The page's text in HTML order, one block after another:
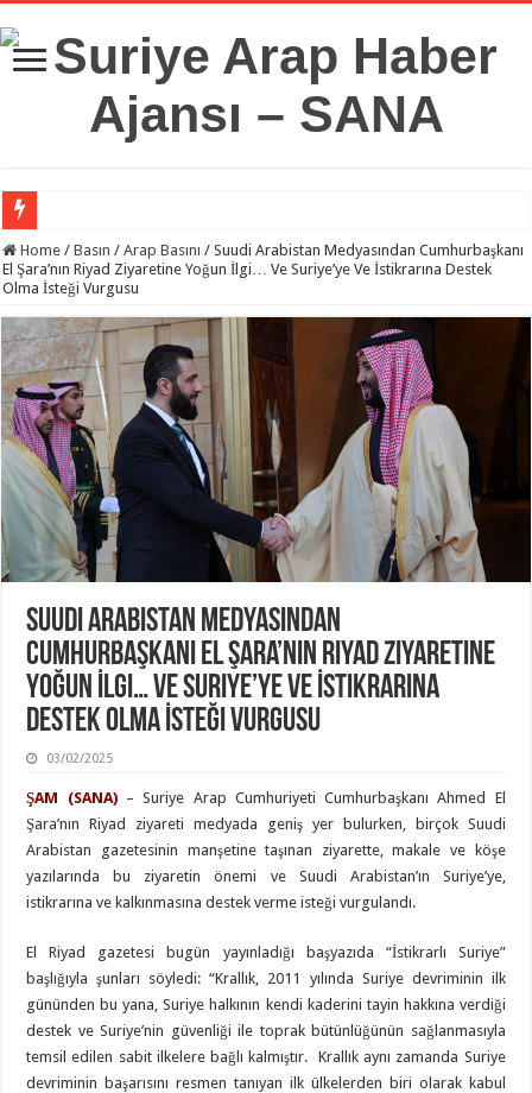
Suriye Savunma Bakanlığı’ndan Bir Heyet, Türkiye’deki Milli Savunma
Home / Basın / Arap Basını / Suudi Arabistan Medyasından Cumhurbaşkanı
El Şara’nın Riyad Ziyaretine Yoğun İlgi… Ve Suriye’ye Ve İstikrarına Destek
Olma İsteği Vurgusu
Suudi Arabistan Medyasından
Cumhurbaşkanı El Şara’nın Riyad Ziyaretine
Yoğun İlgi… Ve Suriye’ye Ve İstikrarına
Destek Olma İsteği Vurgusu
03/02/2025
ŞAM (SANA)– Suriye Arap Cumhuriyeti Cumhurbaşkanı Ahmed El
Şara’nın Riyad ziyareti medyada geniş yer bulurken, birçok Suudi
Arabistan gazetesinin manşetine taşınan ziyarette, makale ve köşe
yazılarında bu ziyaretin önemi ve Suudi Arabistan’ın Suriye’ye,
istikrarına ve kalkınmasına destek verme isteği vurgulandı.
El Riyad gazetesi bugün yayınladığı başyazıda “İstikrarlı Suriye”
başlığıyla şunları söyledi: “Krallık, 2011 yılında Suriye devriminin ilk
gününden bu yana, Suriye halkının kendi kaderini tayin hakkına verdiği
destek ve Suriye’nin güvenliği ile toprak bütünlüğünün sağlanmasıyla
temsil edilen sabit ilkelere bağlı kalmıştır. Krallık aynı zamanda Suriye
devriminin başarısını resmen tanıyan ilk ülkelerden biri olarak kabul